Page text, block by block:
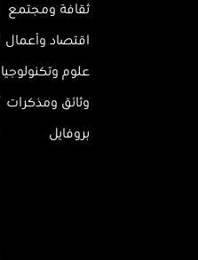
ثقافة ومجتمع
اقتصاد وأعمال
علوم وتكنولوجيا
وثائق ومذكرات
بروفايل